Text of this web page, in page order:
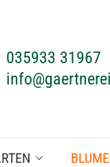
035933 31967